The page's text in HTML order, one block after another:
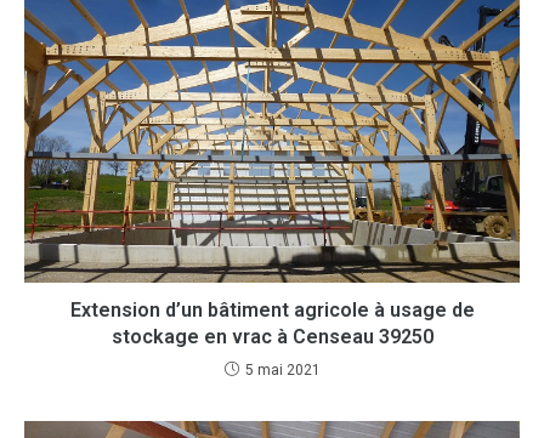
Extension d’un bâtiment agricole à usage de
stockage en vrac à Censeau 39250
5 mai 2021